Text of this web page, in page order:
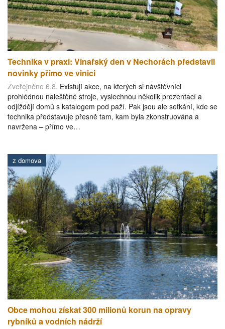
Technika v praxi: Vinařský den v Nechorách představil
novinky přímo ve vinici
Zveřejněno 6.8. Existují akce, na kterých si návštěvníci
prohlédnou naleštěné stroje, vyslechnou několik prezentací a
odjíždějí domů s katalogem pod paží. Pak jsou ale setkání, kde se
technika představuje přesně tam, kam byla zkonstruována a
navržena – přímo ve…
z domova
Obce mohou získat 300 milionů korun na opravy
rybníků a vodních nádrží